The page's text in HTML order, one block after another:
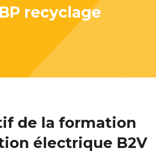
recyclage
de la formation
électrique B2V